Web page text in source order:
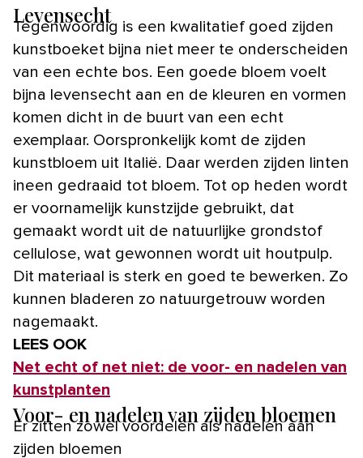
Levensecht
Tegenwoordig is een kwalitatief goed zijden
kunstboeket bijna niet meer te onderscheiden
van een echte bos. Een goede bloem voelt
bijna levensecht aan en de kleuren en vormen
komen dicht in de buurt van een echt
exemplaar. Oorspronkelijk komt de zijden
kunstbloem uit Italië. Daar werden zijden linten
ineen gedraaid tot bloem. Tot op heden wordt
er voornamelijk kunstzijde gebruikt, dat
gemaakt wordt uit de natuurlijke grondstof
cellulose, wat gewonnen wordt uit houtpulp.
Dit materiaal is sterk en goed te bewerken. Zo
kunnen bladeren zo natuurgetrouw worden
nagemaakt.
LEES OOK
Net echt of net niet: de voor- en nadelen van
kunstplanten
Voor- en nadelen van zijden bloemen
Er zitten zowel voordelen als nadelen aan
zijden bloemen